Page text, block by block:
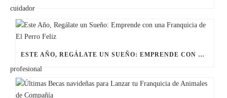
ESTE AÑO, REGÁLATE UN SUEÑO: EMPRENDE CON UNA FRANQUICIA DE EL PERRO FELIZ